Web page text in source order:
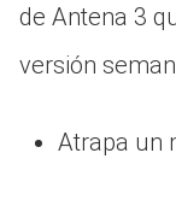
de Antena 3
versión
Atrapa un